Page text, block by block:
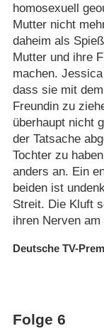
homosexuell
Mutter nicht
daheim als
Mutter und ihre
machen.
dass sie mit
Freundin zu
überhaupt nicht
der Tatsache
Tochter zu
anders an. Ein
beiden ist
Streit. Die Kluft
ihren Nerven am
Deutsche TV-
Folge 6